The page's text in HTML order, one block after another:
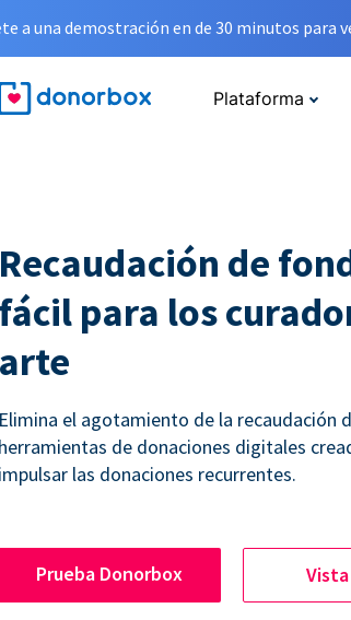
a una demostración en de 30 minutos para
Plataforma
Recaudación de
fácil para los
arte
Elimina el agotamiento de la recaudación
herramientas de donaciones digitales
impulsar las donaciones recurrentes.
Prueba Donorbox